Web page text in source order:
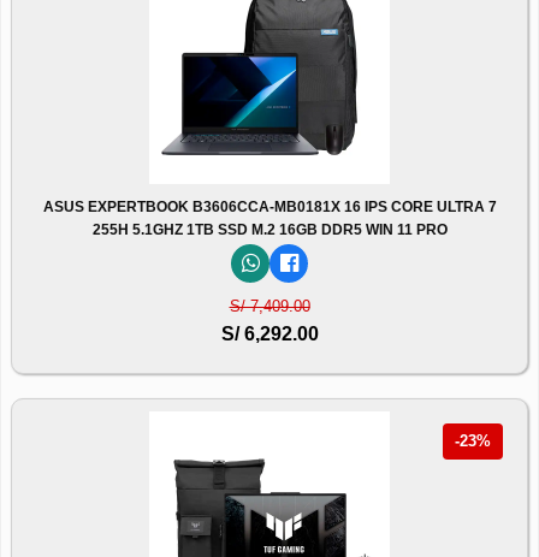
ASUS EXPERTBOOK B3606CCA-MB0181X 16 IPS CORE ULTRA 7
255H 5.1GHZ 1TB SSD M.2 16GB DDR5 WIN 11 PRO
S/ 7,409.00
S/ 6,292.00
-23%